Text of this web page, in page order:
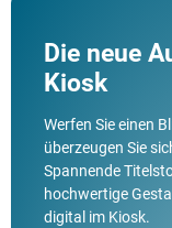
Die neue
Kiosk
Werfen Sie einen
überzeugen Sie
Spannende
hochwertige
digital im Kiosk.